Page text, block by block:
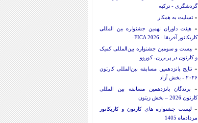
گردشگری - ترکیه
» تسلیت به همکار
» هیئت داوران نهمین جشنواره بین المللی
کاریکاتور آفریقا - FICA 2026-
» بیست و سومین جشنواره بین‌المللی کمیک
و کارتون در پریزرن- کوزوو
» نتایج پانزدهمین مسابقه بین‌المللی کارتون
۲۰۲۶ - بخش آزاد
» برندگان پانزدهمین مسابقه بین المللی
کارتون 2026 – بخش زیتون
» لیست جشنواره های کارتون و کاریکاتور
مردادماه 1405